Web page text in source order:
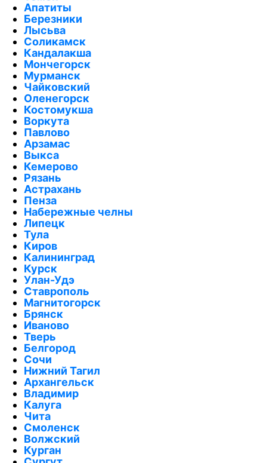
Апатиты
Березники
Лысьва
Соликамск
Кандалакша
Мончегорск
Мурманск
Чайковский
Оленегорск
Костомукша
Воркута
Павлово
Арзамас
Выкса
Кемерово
Рязань
Астрахань
Пенза
Набережные челны
Липецк
Тула
Киров
Калининград
Курск
Улан-Удэ
Ставрополь
Магнитогорск
Брянск
Иваново
Тверь
Белгород
Сочи
Нижний Тагил
Архангельск
Владимир
Калуга
Чита
Смоленск
Волжский
Курган